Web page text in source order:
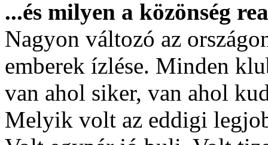
...és milyen a közönség
Nagyon változó az
emberek ízlése. Minden
van ahol siker, van ahol
Melyik volt az eddigi